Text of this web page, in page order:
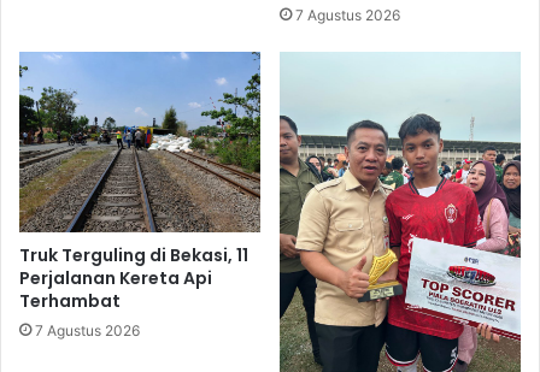
7 Agustus 2026
Truk Terguling di Bekasi, 11
Perjalanan Kereta Api
Terhambat
7 Agustus 2026